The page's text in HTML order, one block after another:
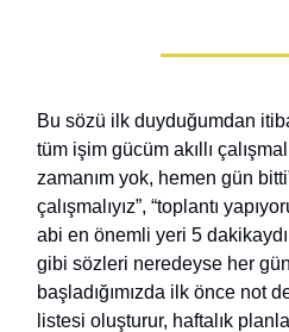
Bu sözü ilk duyduğumdan
tüm işim gücüm akıllı
zamanım yok, hemen gün
çalışmalıyız”, “toplantı
abi en önemli yeri 5 dakikaydı
gibi sözleri neredeyse her
başladığımızda ilk önce not
listesi oluşturur, haftalık